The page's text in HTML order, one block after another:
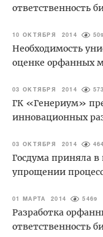
ответственность
10 ОКТЯБРЯ 2014
Необходимость
оценке орфанных
03 ОКТЯБРЯ 2014
ГК «Генериум»
инновационных
03 ОКТЯБРЯ 2014
Госдума приняла в
упрощении
01 МАРТА 2014 5469
Разработка
ответственность